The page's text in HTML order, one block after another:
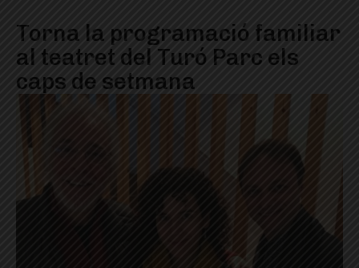
Torna la programació familiar
al teatret del Turó Parc els
caps de setmana